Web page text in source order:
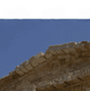
Español